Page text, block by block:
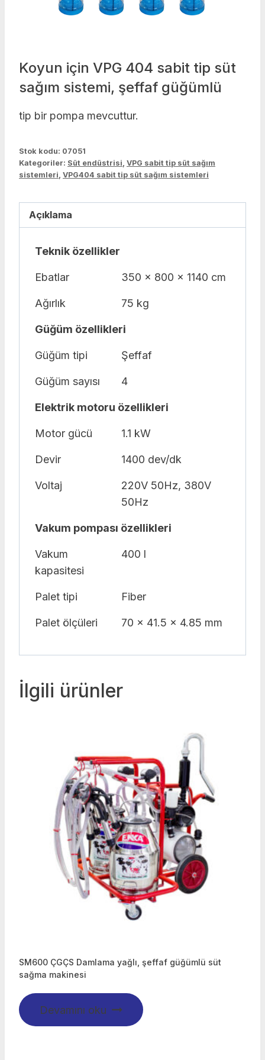
Koyun için VPG 404 sabit tip süt
sağım sistemi, şeffaf güğümlü
tip bir pompa mevcuttur.
Stok kodu: 07051
Kategoriler: Süt endüstrisi, VPG sabit tip süt sağım
sistemleri, VPG404 sabit tip süt sağım sistemleri
Açıklama
Teknik özellikler
Ebatlar 350 x 800 x 1140 cm
Ağırlık 75 kg
Güğüm özellikleri
Güğüm tipi Şeffaf
Güğüm sayısı 4
Elektrik motoru özellikleri
Motor gücü 1.1 kW
Devir 1400 dev/dk
Voltaj
220V 50Hz, 380V
50Hz
Vakum pompası özellikleri
Vakum
kapasitesi
400 l
Palet tipi Fiber
Palet ölçüleri 70 x 41.5 x 4.85 mm
İlgili ürünler
SM600 ÇGÇS Damlama yağlı, şeffaf güğümlü süt
sağma makinesi
Devamını oku